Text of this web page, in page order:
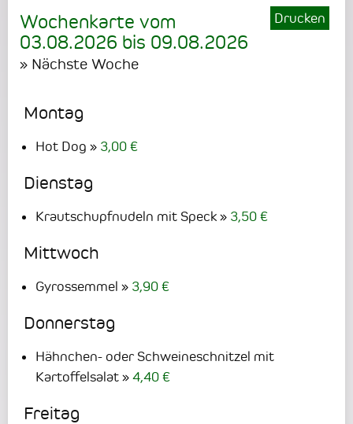
Drucken
Wochenkarte vom
03.08.2026 bis 09.08.2026
» Nächste Woche
Montag
Hot Dog 3,00 €
Dienstag
Krautschupfnudeln mit Speck 3,50 €
Mittwoch
Gyrossemmel 3,90 €
Donnerstag
Hähnchen- oder Schweineschnitzel mit
Kartoffelsalat
4,40 €
Freitag